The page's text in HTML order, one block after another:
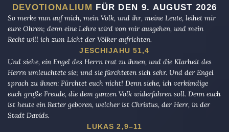
DEVOTIONALIUM FÜR DEN 9. AUGUST 2026
So merke nun auf mich, mein Volk, und ihr, meine Leute, leihet mir
eure Ohren; denn eine Lehre wird von mir ausgehen, und mein
Recht will ich zum Licht der Völker aufrichten.
JESCHIJAHU 51,4
Und siehe, ein Engel des Herrn trat zu ihnen, und die Klarheit des
Herrn umleuchtete sie; und sie fürchteten sich sehr. Und der Engel
sprach zu ihnen: Fürchtet euch nicht! Denn siehe, ich verkündige
euch große Freude, die dem ganzen Volk widerfahren soll. Denn euch
ist heute ein Retter geboren, welcher ist Christus, der Herr, in der
Stadt Davids.
LUKAS 2,9–11